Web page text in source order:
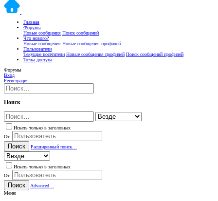
Главная
Форумы
Новые сообщения Поиск сообщений
Что нового?
Новые сообщения Новые сообщения профилей
Пользователи
Текущие посетители Новые сообщения профилей Поиск сообщений профилей
Точка доступа
Форумы
Вход
Регистрация
Поиск
Искать только в заголовках
От:
Поиск Расширенный поиск…
Искать только в заголовках
От:
Поиск
Advanced…
Меню